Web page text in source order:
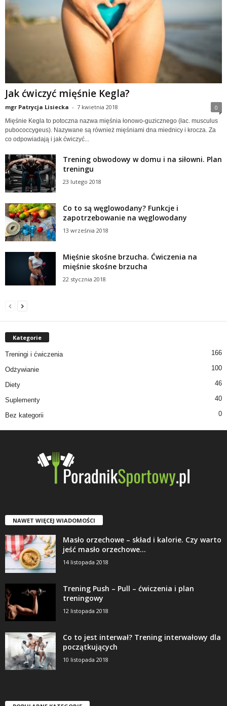
Jak ćwiczyć mięśnie Kegla?
mgr Patrycja Lisiecka - 7 kwietnia 2018 0
Mięśnie Kegla to potoczna nazwa mięśnia łonowo-guzicznego (łac. musculus
pubococcygeus). Nazywane są również mięśniami dna miednicy i krocza. Za
co odpowiadają i jak ćwiczyć...
Trening obwodowy w domu i na siłowni. Plan
treningu
23 lutego 2018
Co to są węglowodany? Funkcje i
zapotrzebowanie na węglowodany
13 września 2018
Mięśnie skośne brzucha. Ćwiczenia na
mięśnie skośne brzucha
22 stycznia 2018
Kategorie
Treningi i ćwiczenia 166
Odżywianie 100
Diety 46
Suplementy 40
Bez kategorii 0
NAWET WIĘCEJ WIADOMOŚCI
Masło orzechowe – skład i kalorie. Czy warto
jeść masło orzechowe...
14 listopada 2018
Trening Push – Pull – ćwiczenia i plan
treningowy
12 listopada 2018
Co to jest interwał? Trening interwałowy dla
początkujących
10 listopada 2018